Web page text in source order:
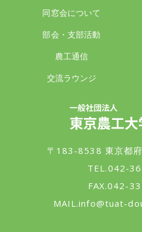
同窓会について
部会・支部活動
農工通信
交流ラウンジ
〒183-8538 東京都
TEL.042-
FAX.042-
MAIL.info@tuat-